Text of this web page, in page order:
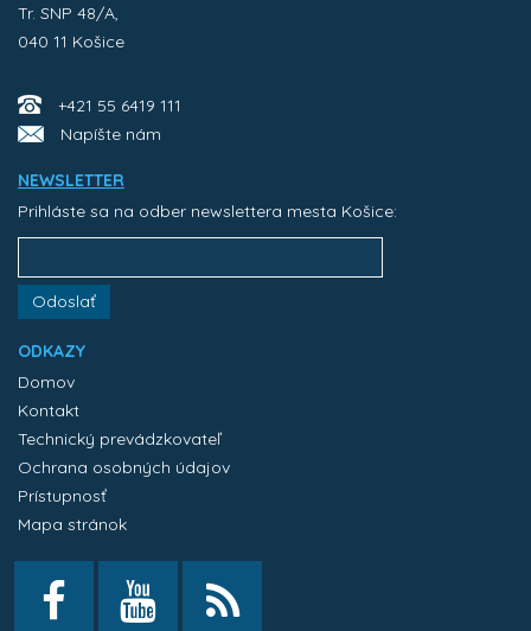
Tr. SNP 48/A,
040 11 Košice
+421 55 6419 111
Napíšte nám
NEWSLETTER
Prihláste sa na odber newslettera mesta Košice:
Odoslať
ODKAZY
Domov
Kontakt
Technický prevádzkovateľ
Ochrana osobných údajov
Prístupnosť
Mapa stránok